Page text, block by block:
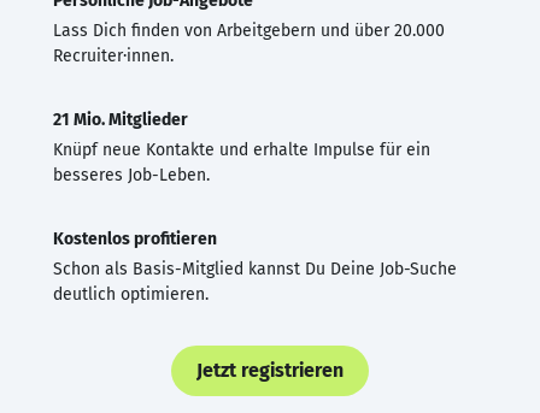
Lass Dich finden von Arbeitgebern und über 20.000
Recruiter·innen.
21 Mio. Mitglieder
Knüpf neue Kontakte und erhalte Impulse für ein
besseres Job-Leben.
Kostenlos profitieren
Schon als Basis-Mitglied kannst Du Deine Job-Suche
deutlich optimieren.
Jetzt registrieren